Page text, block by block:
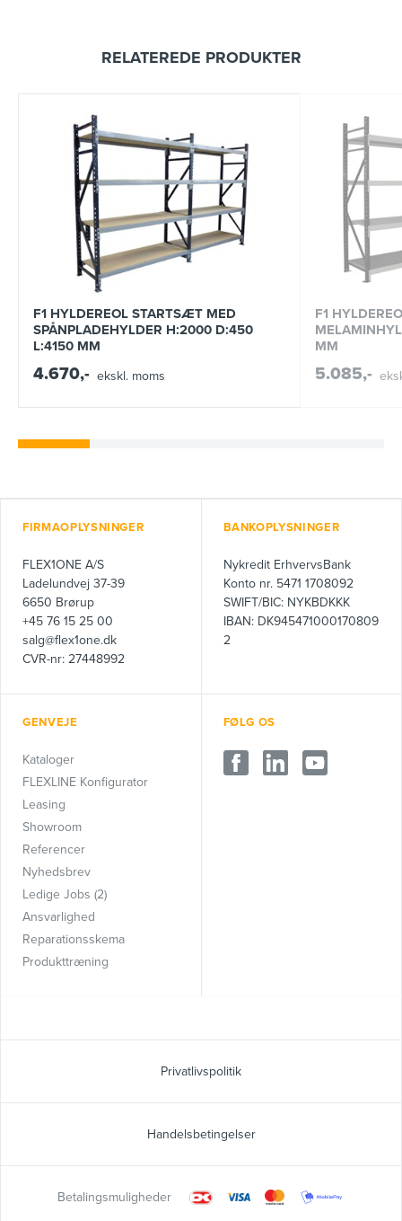
RELATEREDE PRODUKTER
F1 HYLDEREOL STARTSÆT MED
SPÅNPLADEHYLDER H:2000 D:450
L:4150 MM
4.670,- ekskl. moms
F1
MM
5.085,-
FIRMAOPLYSNINGER
FLEX1ONE A/S
Ladelundvej 37-39
6650 Brørup
+45 76 15 25 00
salg@flex1one.dk
CVR-nr: 27448992
BANKOPLYSNINGER
Nykredit ErhvervsBank
Konto nr. 5471 1708092
SWIFT/BIC: NYKBDKKK
IBAN: DK945471000170809
2
GENVEJE
Kataloger
FLEXLINE Konfigurator
Leasing
Showroom
Referencer
Nyhedsbrev
Ledige Jobs (2)
Ansvarlighed
Reparationsskema
Produkttræning
FØLG OS
Privatlivspolitik
Handelsbetingelser
Betalingsmuligheder